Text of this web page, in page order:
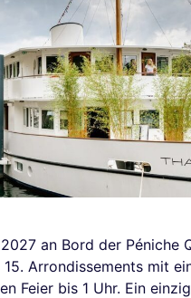
an Bord der Péniche
Arrondissements mit
Feier bis 1 Uhr. Ein